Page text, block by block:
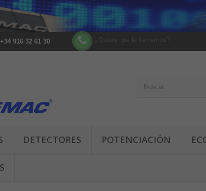
+34 916 32 61 30
DETECTORES POTENCIACIÓN